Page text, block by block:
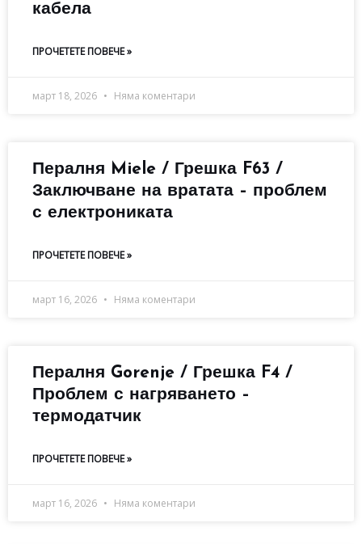
кабела
ПРОЧЕТЕТЕ ПОВЕЧЕ »
март 18, 2026 Няма коментари
Пералня Miele / Грешка F63 /
Заключване на вратата – проблем
с електрониката
ПРОЧЕТЕТЕ ПОВЕЧЕ »
март 16, 2026 Няма коментари
Пералня Gorenje / Грешка F4 /
Проблем с нагряването –
термодатчик
ПРОЧЕТЕТЕ ПОВЕЧЕ »
март 16, 2026 Няма коментари